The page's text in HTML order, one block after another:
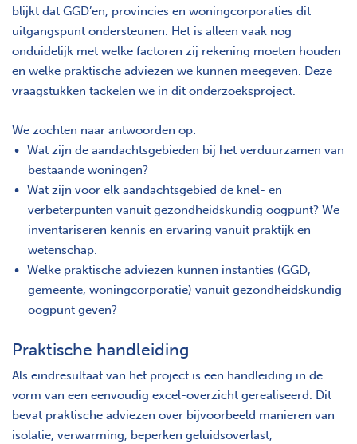
blijkt dat GGD’en, provincies en woningcorporaties dit
uitgangspunt ondersteunen. Het is alleen vaak nog
onduidelijk met welke factoren zij rekening moeten houden
en welke praktische adviezen we kunnen meegeven. Deze
vraagstukken tackelen we in dit onderzoeksproject.
We zochten naar antwoorden op:
Wat zijn de aandachtsgebieden bij het verduurzamen van
bestaande woningen?
Wat zijn voor elk aandachtsgebied de knel- en
verbeterpunten vanuit gezondheidskundig oogpunt? We
inventariseren kennis en ervaring vanuit praktijk en
wetenschap.
Welke praktische adviezen kunnen instanties (GGD,
gemeente, woningcorporatie) vanuit gezondheidskundig
oogpunt geven?
Praktische handleiding
Als eindresultaat van het project is een handleiding in de
vorm van een eenvoudig excel-overzicht gerealiseerd. Dit
bevat praktische adviezen over bijvoorbeeld manieren van
isolatie, verwarming, beperken geluidsoverlast,